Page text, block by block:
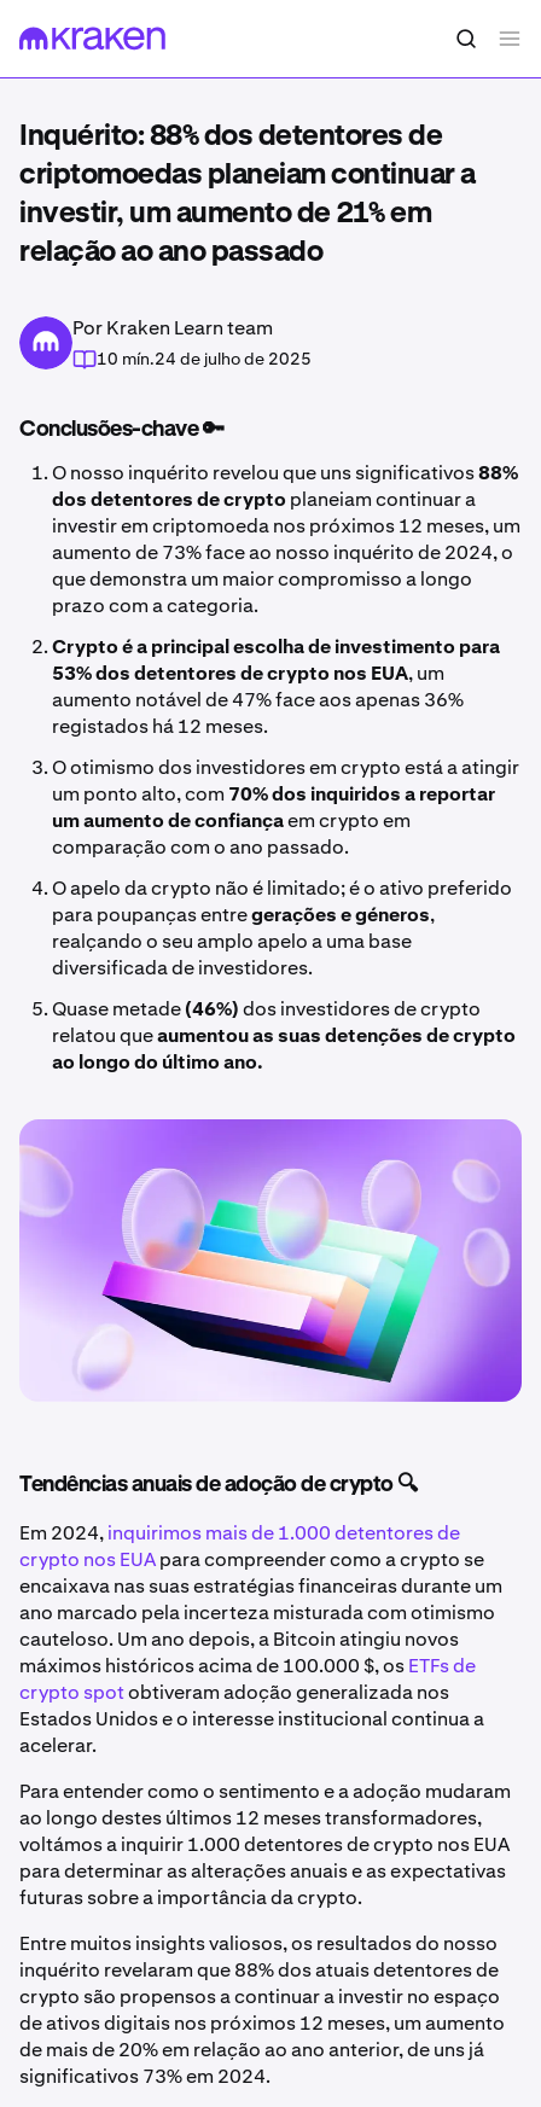
Inquérito: 88% dos detentores de
criptomoedas planeiam continuar a
investir, um aumento de 21% em
relação ao ano passado
Por Kraken Learn team
10 mín.24 de julho de 2025
Conclusões-chave 🔑
O nosso inquérito revelou que uns significativos88%
dos detentores de crypto planeiam continuar a
investir em criptomoeda nos próximos 12 meses, um
aumento de 73% face ao nosso inquérito de 2024, o
que demonstra um maior compromisso a longo
prazo com a categoria.
Crypto é a principal escolha de investimento para
53%dos detentores de crypto nos EUA, um
aumento notável de 47% face aos apenas 36%
registados há 12 meses.
O otimismo dos investidores em crypto está a atingir
um ponto alto, com 70%dos inquiridos a reportar
um aumento de confiançaem crypto em
comparação com o ano passado.
O apelo da crypto não é limitado; é o ativo preferido
para poupanças entregerações e géneros,
realçando o seu amplo apelo a uma base
diversificada de investidores.
Quase metade(46%)dos investidores de crypto
relatou queaumentou as suas detenções de crypto
ao longo do último ano.
Tendências anuais de adoção de crypto 🔍
Em 2024,inquirimos mais de 1.000 detentores de
crypto nos EUApara compreender como a crypto se
encaixava nas suas estratégias financeiras durante um
ano marcado pela incerteza misturada com otimismo
cauteloso. Um ano depois, a Bitcoin atingiu novos
máximos históricos acima de 100.000 $, osETFs de
crypto spotobtiveram adoção generalizada nos
Estados Unidos e o interesse institucional continua a
acelerar.
Para entender como o sentimento e a adoção mudaram
ao longo destes últimos 12 meses transformadores,
voltámos a inquirir 1.000 detentores de crypto nos EUA
para determinar as alterações anuais e as expectativas
futuras sobre a importância da crypto.
Entre muitos insights valiosos, os resultados do nosso
inquérito revelaram que 88% dos atuais detentores de
crypto são propensos a continuar a investir no espaço
de ativos digitais nos próximos 12 meses, um aumento
de mais de 20% em relação ao ano anterior, de uns já
significativos 73% em 2024.